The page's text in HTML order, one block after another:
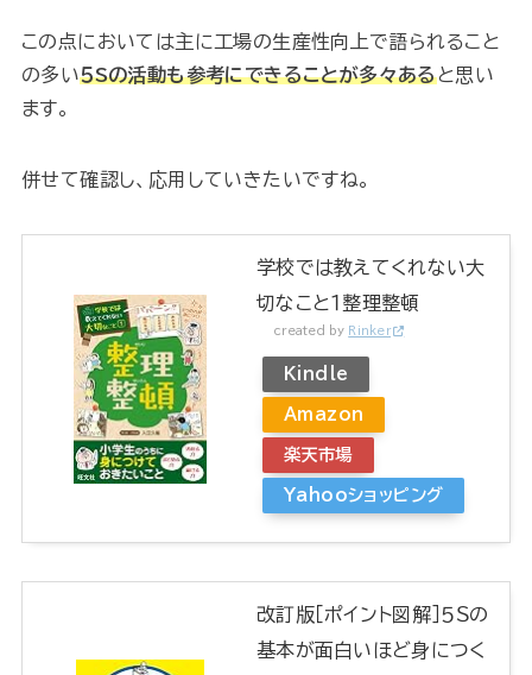
この点においては主に工場の生産性向上で語られること
の多い５Sの活動も参考にできることが多々あると思い
ます。
併せて確認し、応用していきたいですね。
学校では教えてくれない大
切なこと１整理整頓
created by Rinker
Kindle
Amazon
楽天市場
Yahooショッピング
改訂版［ポイント図解］５Ｓの
基本が面白いほど身につく